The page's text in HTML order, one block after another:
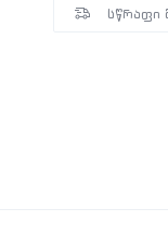
სწრაფი